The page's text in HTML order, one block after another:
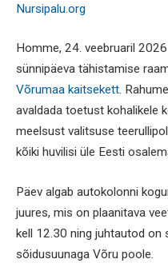
Nursipalu.org
Homme, 24. veebruaril
sünnipäeva tähistamise
Võrumaa kaitsekett.
avaldada toetust kohalikele
meelsust valitsuse
kõiki huvilisi üle Eesti
Päev algab autokolonni
juures, mis on plaanitava
kell 12.30 ning juhtautod on
sõidusuunaga Võru poole.